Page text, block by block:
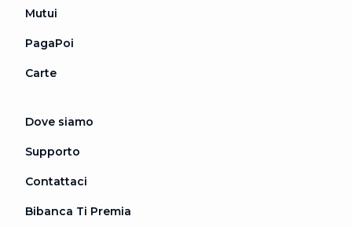
Mutui
PagaPoi
Carte
Dove siamo
Supporto
Contattaci
Bibanca Ti Premia